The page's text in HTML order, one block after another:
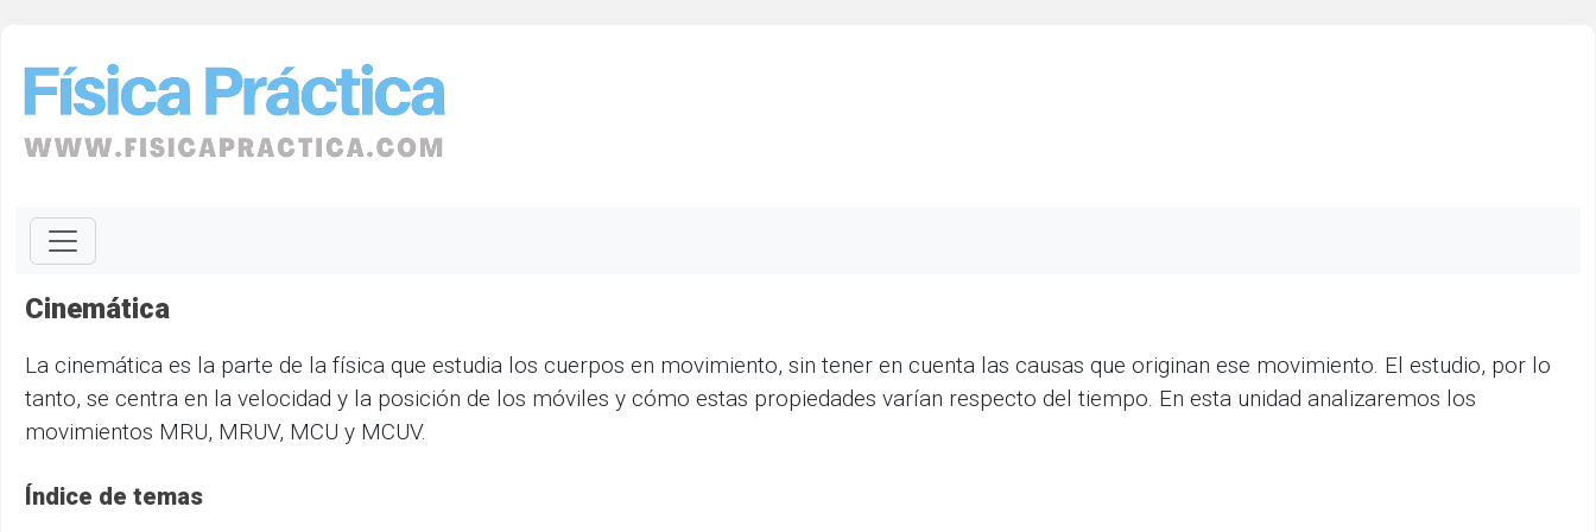
Cinemática
La cinemática es la parte de la física que estudia los cuerpos en movimiento, sin tener en cuenta las causas que originan ese movimiento. El estudio, por lo
tanto, se centra en la velocidad y la posición de los móviles y cómo estas propiedades varían respecto del tiempo. En esta unidad analizaremos los
movimientos MRU, MRUV, MCU y MCUV.
Índice de temas